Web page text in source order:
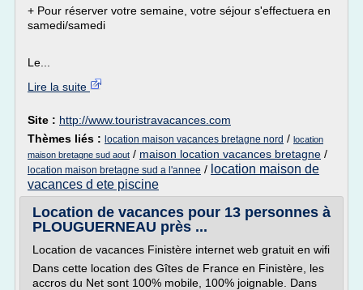
+ Pour réserver votre semaine, votre séjour s'effectuera en
samedi/samedi
Le...
Lire la suite
Site : http://www.touristravacances.com
Thèmes liés : location maison vacances bretagne nord / location
maison bretagne sud aout / maison location vacances bretagne /
location maison bretagne sud a l'annee / location maison de
vacances d ete piscine
Location de vacances pour 13 personnes à
PLOUGUERNEAU près ...
Location de vacances Finistère internet web gratuit en wifi
Dans cette location des Gîtes de France en Finistère, les
accros du Net sont 100% mobile, 100% joignable. Dans